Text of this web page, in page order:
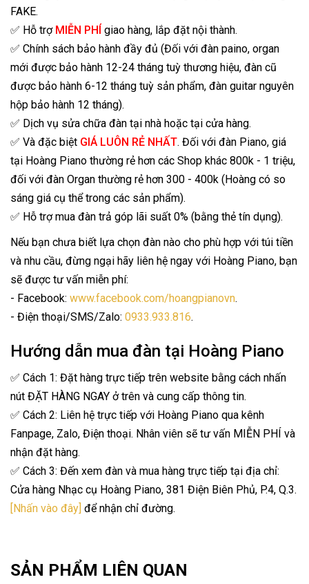
FAKE.
✅ Hỗ trợ MIỄN PHÍ giao hàng, lắp đặt nội thành.
✅ Chính sách bảo hành đầy đủ (Đối với đàn paino, organ
mới được bảo hành 12-24 tháng tuỳ thương hiệu, đàn cũ
được bảo hành 6-12 tháng tuỳ sản phẩm, đàn guitar nguyên
hộp bảo hành 12 tháng).
✅ Dịch vụ sửa chữa đàn tại nhà hoặc tại cửa hàng.
✅ Và đặc biệt GIÁ LUÔN RẺ NHẤT. Đối với đàn Piano, giá
tại Hoàng Piano thường rẻ hơn các Shop khác 800k - 1 triệu,
đối với đàn Organ thường rẻ hơn 300 - 400k (Hoàng có so
sáng giá cụ thể trong các sản phẩm).
✅ Hỗ trợ mua đàn trả góp lãi suất 0% (bằng thẻ tín dụng).
Nếu bạn chưa biết lựa chọn đàn nào cho phù hợp với túi tiền
và nhu cầu, đừng ngại hãy liên hệ ngay với Hoàng Piano, bạn
sẽ được tư vấn miễn phí:
- Facebook: www.facebook.com/hoangpianovn.
- Điện thoại/SMS/Zalo: 0933.933.816.
Hướng dẫn mua đàn tại Hoàng Piano
✅ Cách 1: Đặt hàng trực tiếp trên website bằng cách nhấn
nút ĐẶT HÀNG NGAY ở trên và cung cấp thông tin.
✅ Cách 2: Liên hệ trực tiếp với Hoàng Piano qua kênh
Fanpage, Zalo, Điện thoại. Nhân viên sẽ tư vấn MIỄN PHÍ và
nhận đặt hàng.
✅ Cách 3: Đến xem đàn và mua hàng trực tiếp tại địa chỉ:
Cửa hàng Nhạc cụ Hoàng Piano, 381 Điện Biên Phủ, P.4, Q.3.
[Nhấn vào đây] để nhận chỉ đường.
SẢN PHẨM LIÊN QUAN